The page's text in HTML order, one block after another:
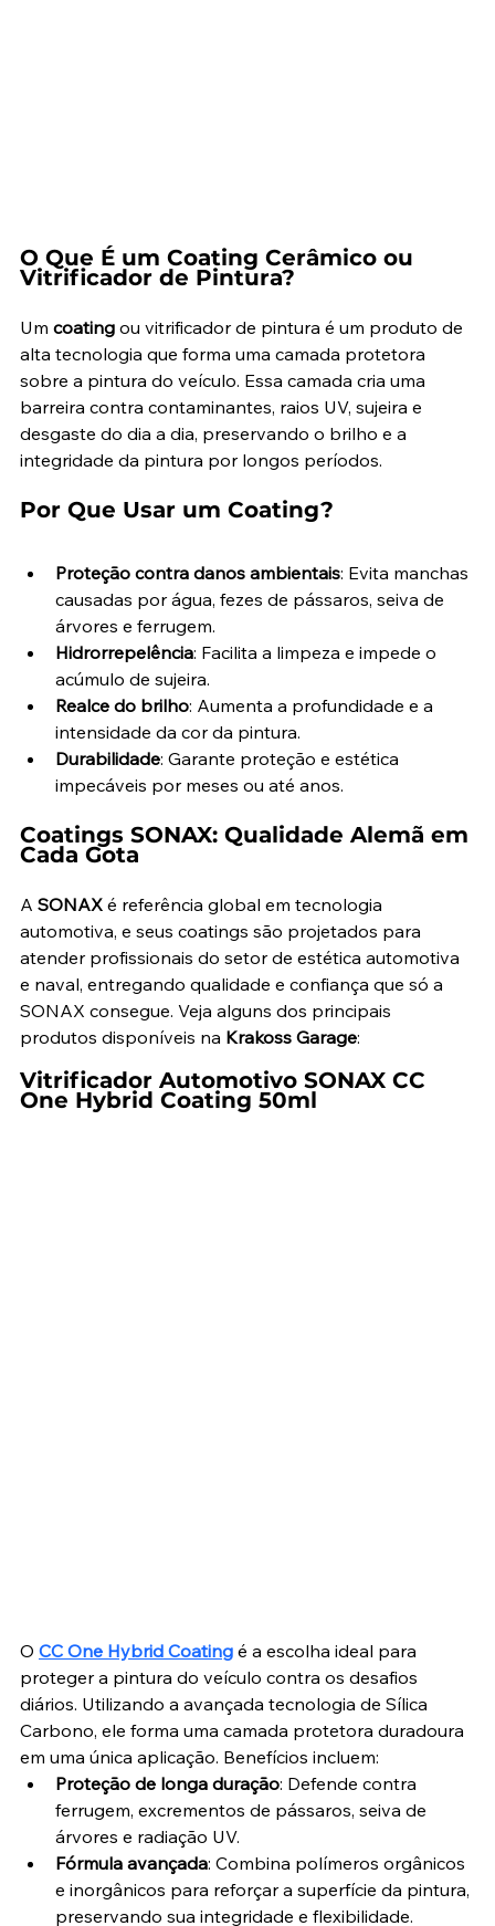
O Que É um Coating Cerâmico ou
Vitrificador de Pintura?
Um coating ou vitrificador de pintura é um produto de
alta tecnologia que forma uma camada protetora
sobre a pintura do veículo. Essa camada cria uma
barreira contra contaminantes, raios UV, sujeira e
desgaste do dia a dia, preservando o brilho e a
integridade da pintura por longos períodos.
Por Que Usar um Coating?
Proteção contra danos ambientais: Evita manchas
causadas por água, fezes de pássaros, seiva de
árvores e ferrugem.
Hidrorrepelência: Facilita a limpeza e impede o
acúmulo de sujeira.
Realce do brilho: Aumenta a profundidade e a
intensidade da cor da pintura.
Durabilidade: Garante proteção e estética
impecáveis por meses ou até anos.
Coatings SONAX: Qualidade Alemã em
Cada Gota
A SONAX é referência global em tecnologia
automotiva, e seus coatings são projetados para
atender profissionais do setor de estética automotiva
e naval, entregando qualidade e confiança que só a
SONAX consegue. Veja alguns dos principais
produtos disponíveis na Krakoss Garage:
Vitrificador Automotivo SONAX CC
One Hybrid Coating 50ml
O CC One Hybrid Coating é a escolha ideal para
proteger a pintura do veículo contra os desafios
diários. Utilizando a avançada tecnologia de Sílica
Carbono, ele forma uma camada protetora duradoura
em uma única aplicação. Benefícios incluem:
Proteção de longa duração: Defende contra
ferrugem, excrementos de pássaros, seiva de
árvores e radiação UV.
Fórmula avançada: Combina polímeros orgânicos
e inorgânicos para reforçar a superfície da pintura,
preservando sua integridade e flexibilidade.